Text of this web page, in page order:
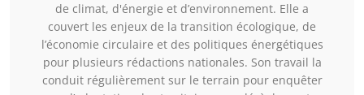
de climat, d'énergie et d’environnement. Elle a
couvert les enjeux de la transition écologique, de
l’économie circulaire et des politiques énergétiques
pour plusieurs rédactions nationales. Son travail la
conduit régulièrement sur le terrain pour enquêter